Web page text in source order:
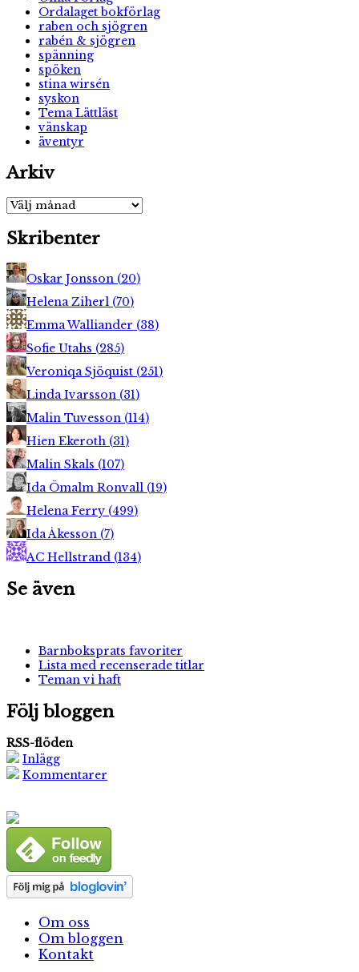
Ordalaget bokförlag
raben och sjögren
rabén & sjögren
spänning
spöken
stina wirsén
syskon
Tema Lättläst
vänskap
äventyr
Arkiv
Arkiv
Skribenter
Oskar Jonsson (20)
Helena Ziherl (70)
Emma Walliander (38)
Sofie Utahs (285)
Veroniqa Sjöquist (251)
Linda Ivarsson (31)
Malin Tuvesson (114)
Hien Ekeroth (31)
Malin Skals (107)
Ida Ömalm Ronvall (19)
Helena Ferry (499)
Ida Åkesson (7)
AC Hellstrand (134)
Se även
Barnboksprats favoriter
Lista med recenserade titlar
Teman vi haft
Följ bloggen
RSS-flöden
Inlägg
Kommentarer
Om oss
Om bloggen
Kontakt